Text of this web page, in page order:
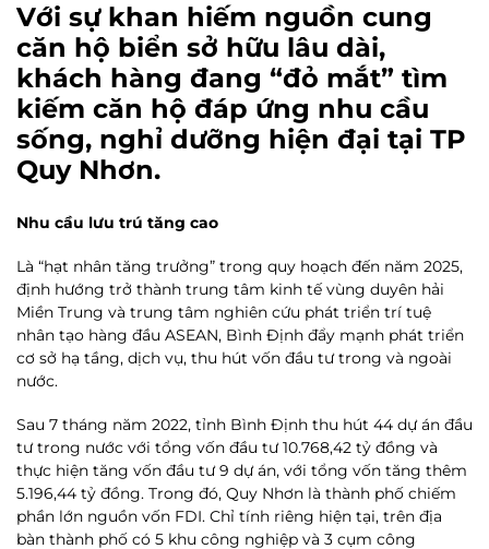
Với sự khan hiếm nguồn cung
căn hộ biển sở hữu lâu dài,
khách hàng đang “đỏ mắt” tìm
kiếm căn hộ đáp ứng nhu cầu
sống, nghỉ dưỡng hiện đại tại TP
Quy Nhơn.
Nhu cầu lưu trú tăng cao
Là “hạt nhân tăng trưởng” trong quy hoạch đến năm 2025,
định hướng trở thành trung tâm kinh tế vùng duyên hải
Miền Trung và trung tâm nghiên cứu phát triển trí tuệ
nhân tạo hàng đầu ASEAN, Bình Định đẩy mạnh phát triển
cơ sở hạ tầng, dịch vụ, thu hút vốn đầu tư trong và ngoài
nước.
Sau 7 tháng năm 2022, tỉnh Bình Định thu hút 44 dự án đầu
tư trong nước với tổng vốn đầu tư 10.768,42 tỷ đồng và
thực hiện tăng vốn đầu tư 9 dự án, với tổng vốn tăng thêm
5.196,44 tỷ đồng. Trong đó, Quy Nhơn là thành phố chiếm
phần lớn nguồn vốn FDI. Chỉ tính riêng hiện tại, trên địa
bàn thành phố có 5 khu công nghiệp và 3 cụm công